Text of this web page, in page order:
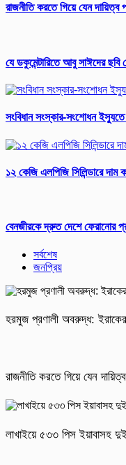
রাজনীতি করতে গিয়ে যেন দায়িত্ব
যে ডকুমেন্টারিতে আবু সাঈদের ছবি
সংবিধান সংস্কার-সংশোধন
১২ কেজি এলপিজি সিলিন্ডারে দাম
বেনজীরকে দ্রুত দেশে ফেরানোর
সর্বশেষ
জনপ্রিয়
হরমুজ প্রণালী অবরুদ্ধ:
রাজনীতি করতে গিয়ে যেন
লাখাইয়ে ৫৩৩ পিস ইয়াবাসহ